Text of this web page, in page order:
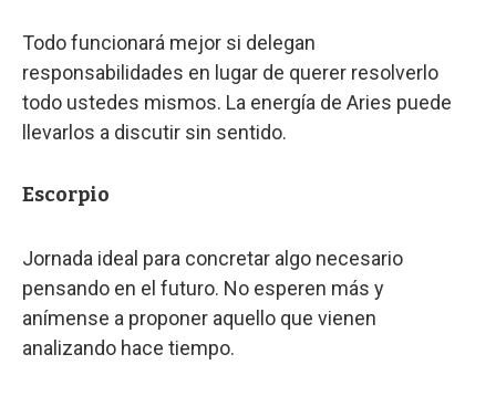
Todo funcionará mejor si delegan
responsabilidades en lugar de querer resolverlo
todo ustedes mismos. La energía de Aries puede
llevarlos a discutir sin sentido.
Escorpio
Jornada ideal para concretar algo necesario
pensando en el futuro. No esperen más y
anímense a proponer aquello que vienen
analizando hace tiempo.